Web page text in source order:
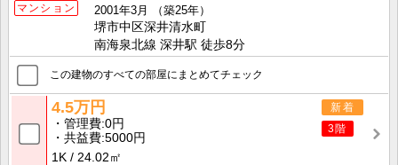
マンション
2001年3月
（築25年）
堺市中区深井清水町
南海泉北線 深井駅 徒歩8分
この建物のすべての部屋にまとめてチェック
新着
3階
4.5万円
管理費 0円
共益費 5000円
1K
24.02㎡